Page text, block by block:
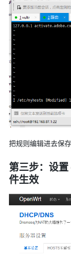
把规则编辑进去保
第三步：设
件生效
直播
📺在
🎵音乐
器
随便
音乐
音乐
音乐
音乐
音